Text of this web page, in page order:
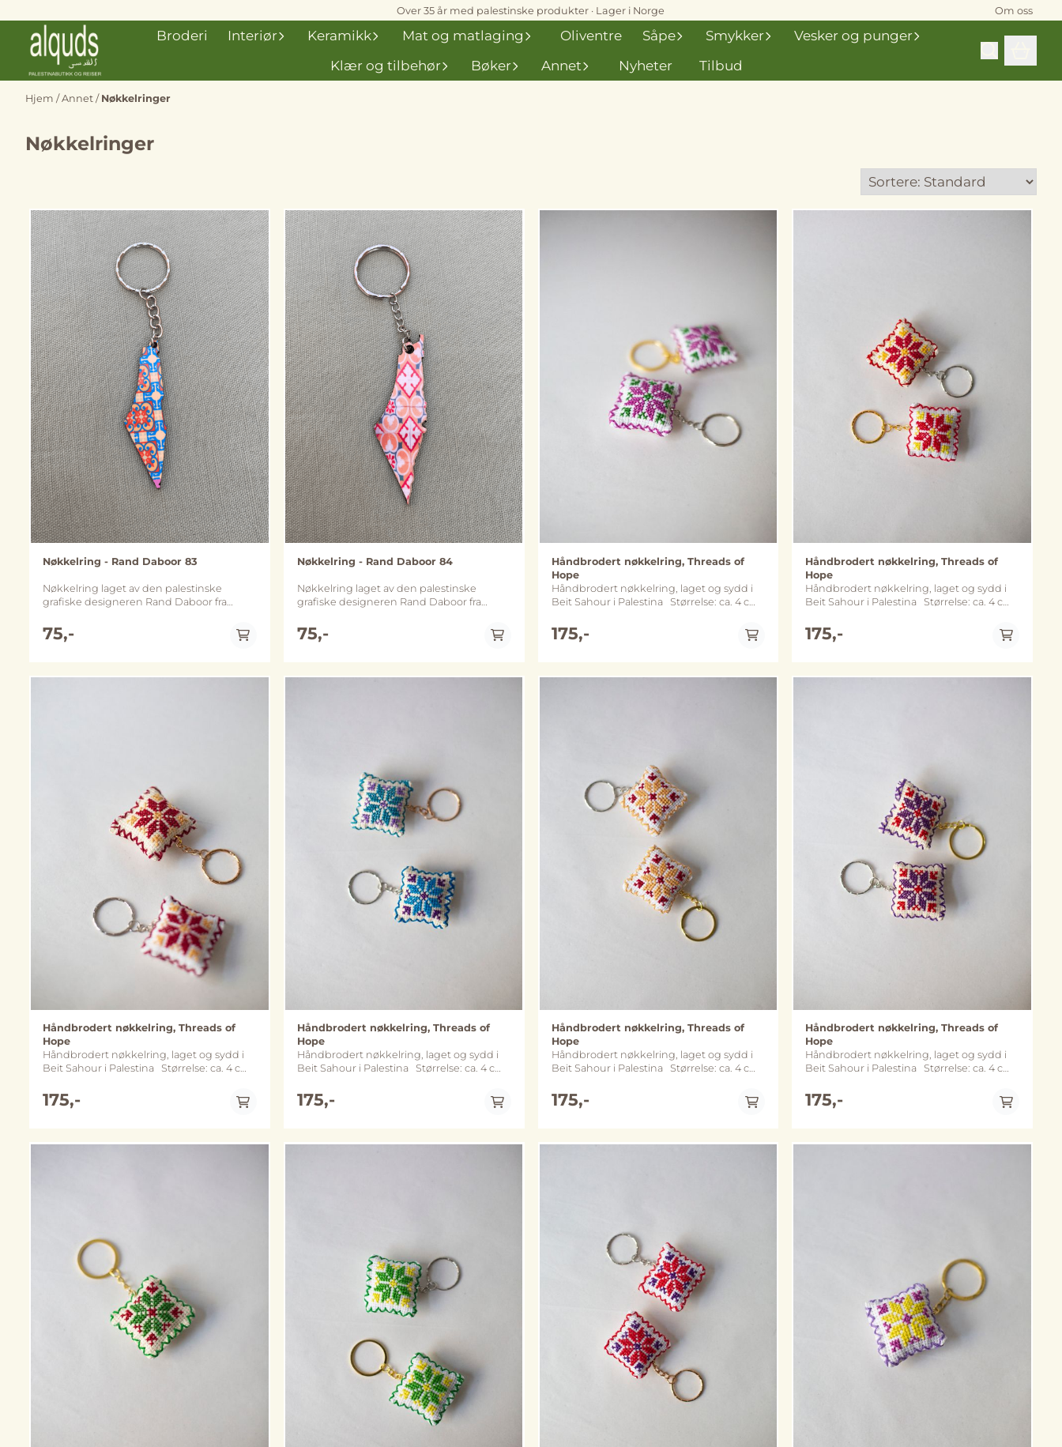
Over 35 år med palestinske produkter · Lager i Norge Om oss
Broderi Interiør Keramikk Mat og matlaging Oliventre Såpe Smykker
Vesker og punger
Klær og tilbehør
Bøker Annet Nyheter Tilbud
Hjem /Annet / Nøkkelringer
Nøkkelringer
Nøkkelring - Rand Daboor 83
Nøkkelring laget av den palestinske
grafiske designeren Rand Daboor fra
75,-
Nøkkelring - Rand Daboor 84
Nøkkelring laget av den palestinske
grafiske designeren Rand Daboor fra
75,-
Håndbrodert nøkkelring, Threads of
Hope
Håndbrodert nøkkelring, laget og sydd i
Beit Sahour i Palestina Størrelse: ca. 4 cm
varierer mellom sølv- og gullfarget variant
(merk at fargene kan avvike noe fra
175,-
Håndbrodert nøkkelring, Threads of
Hope
Håndbrodert nøkkelring, laget og sydd i
Beit Sahour i Palestina Størrelse: ca. 4 cm
varierer mellom sølv- og gullfarget variant
(merk at fargene kan avvike noe fra
175,-
Håndbrodert nøkkelring, Threads of
Hope
Håndbrodert nøkkelring, laget og sydd i
Beit Sahour i Palestina Størrelse: ca. 4 cm
varierer mellom sølv- og gullfarget variant
(merk at fargene kan avvike noe fra
175,-
På lager
Håndbrodert nøkkelring, Threads of
Hope
Håndbrodert nøkkelring, laget og sydd i
Beit Sahour i Palestina Størrelse: ca. 4 cm
varierer mellom sølv- og gullfarget variant
(merk at fargene kan avvike noe fra
175,-
På lager
Håndbrodert nøkkelring, Threads of
Hope
Håndbrodert nøkkelring, laget og sydd i
Beit Sahour i Palestina Størrelse: ca. 4 cm
varierer mellom sølv- og gullfarget variant
(merk at fargene kan avvike noe fra
175,-
Håndbrodert nøkkelring, Threads of
Hope
Håndbrodert nøkkelring, laget og sydd i
Beit Sahour i Palestina Størrelse: ca. 4 cm
varierer mellom sølv- og gullfarget variant
(merk at fargene kan avvike noe fra
175,-